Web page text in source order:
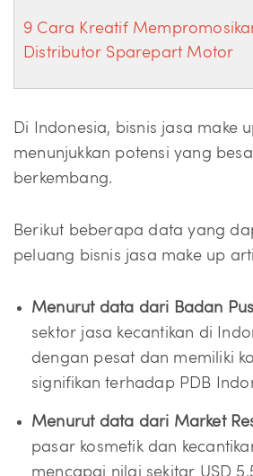
9 Cara Kreatif
Distributor Sparepart Motor
Di Indonesia, bisnis jasa make
menunjukkan potensi yang
berkembang.
Berikut beberapa data yang
peluang bisnis jasa make up
Menurut data dari Badan
sektor jasa kecantikan di
dengan pesat dan memiliki
signifikan terhadap PDB
Menurut data dari Market
pasar kosmetik dan
mencapai nilai sekitar USD